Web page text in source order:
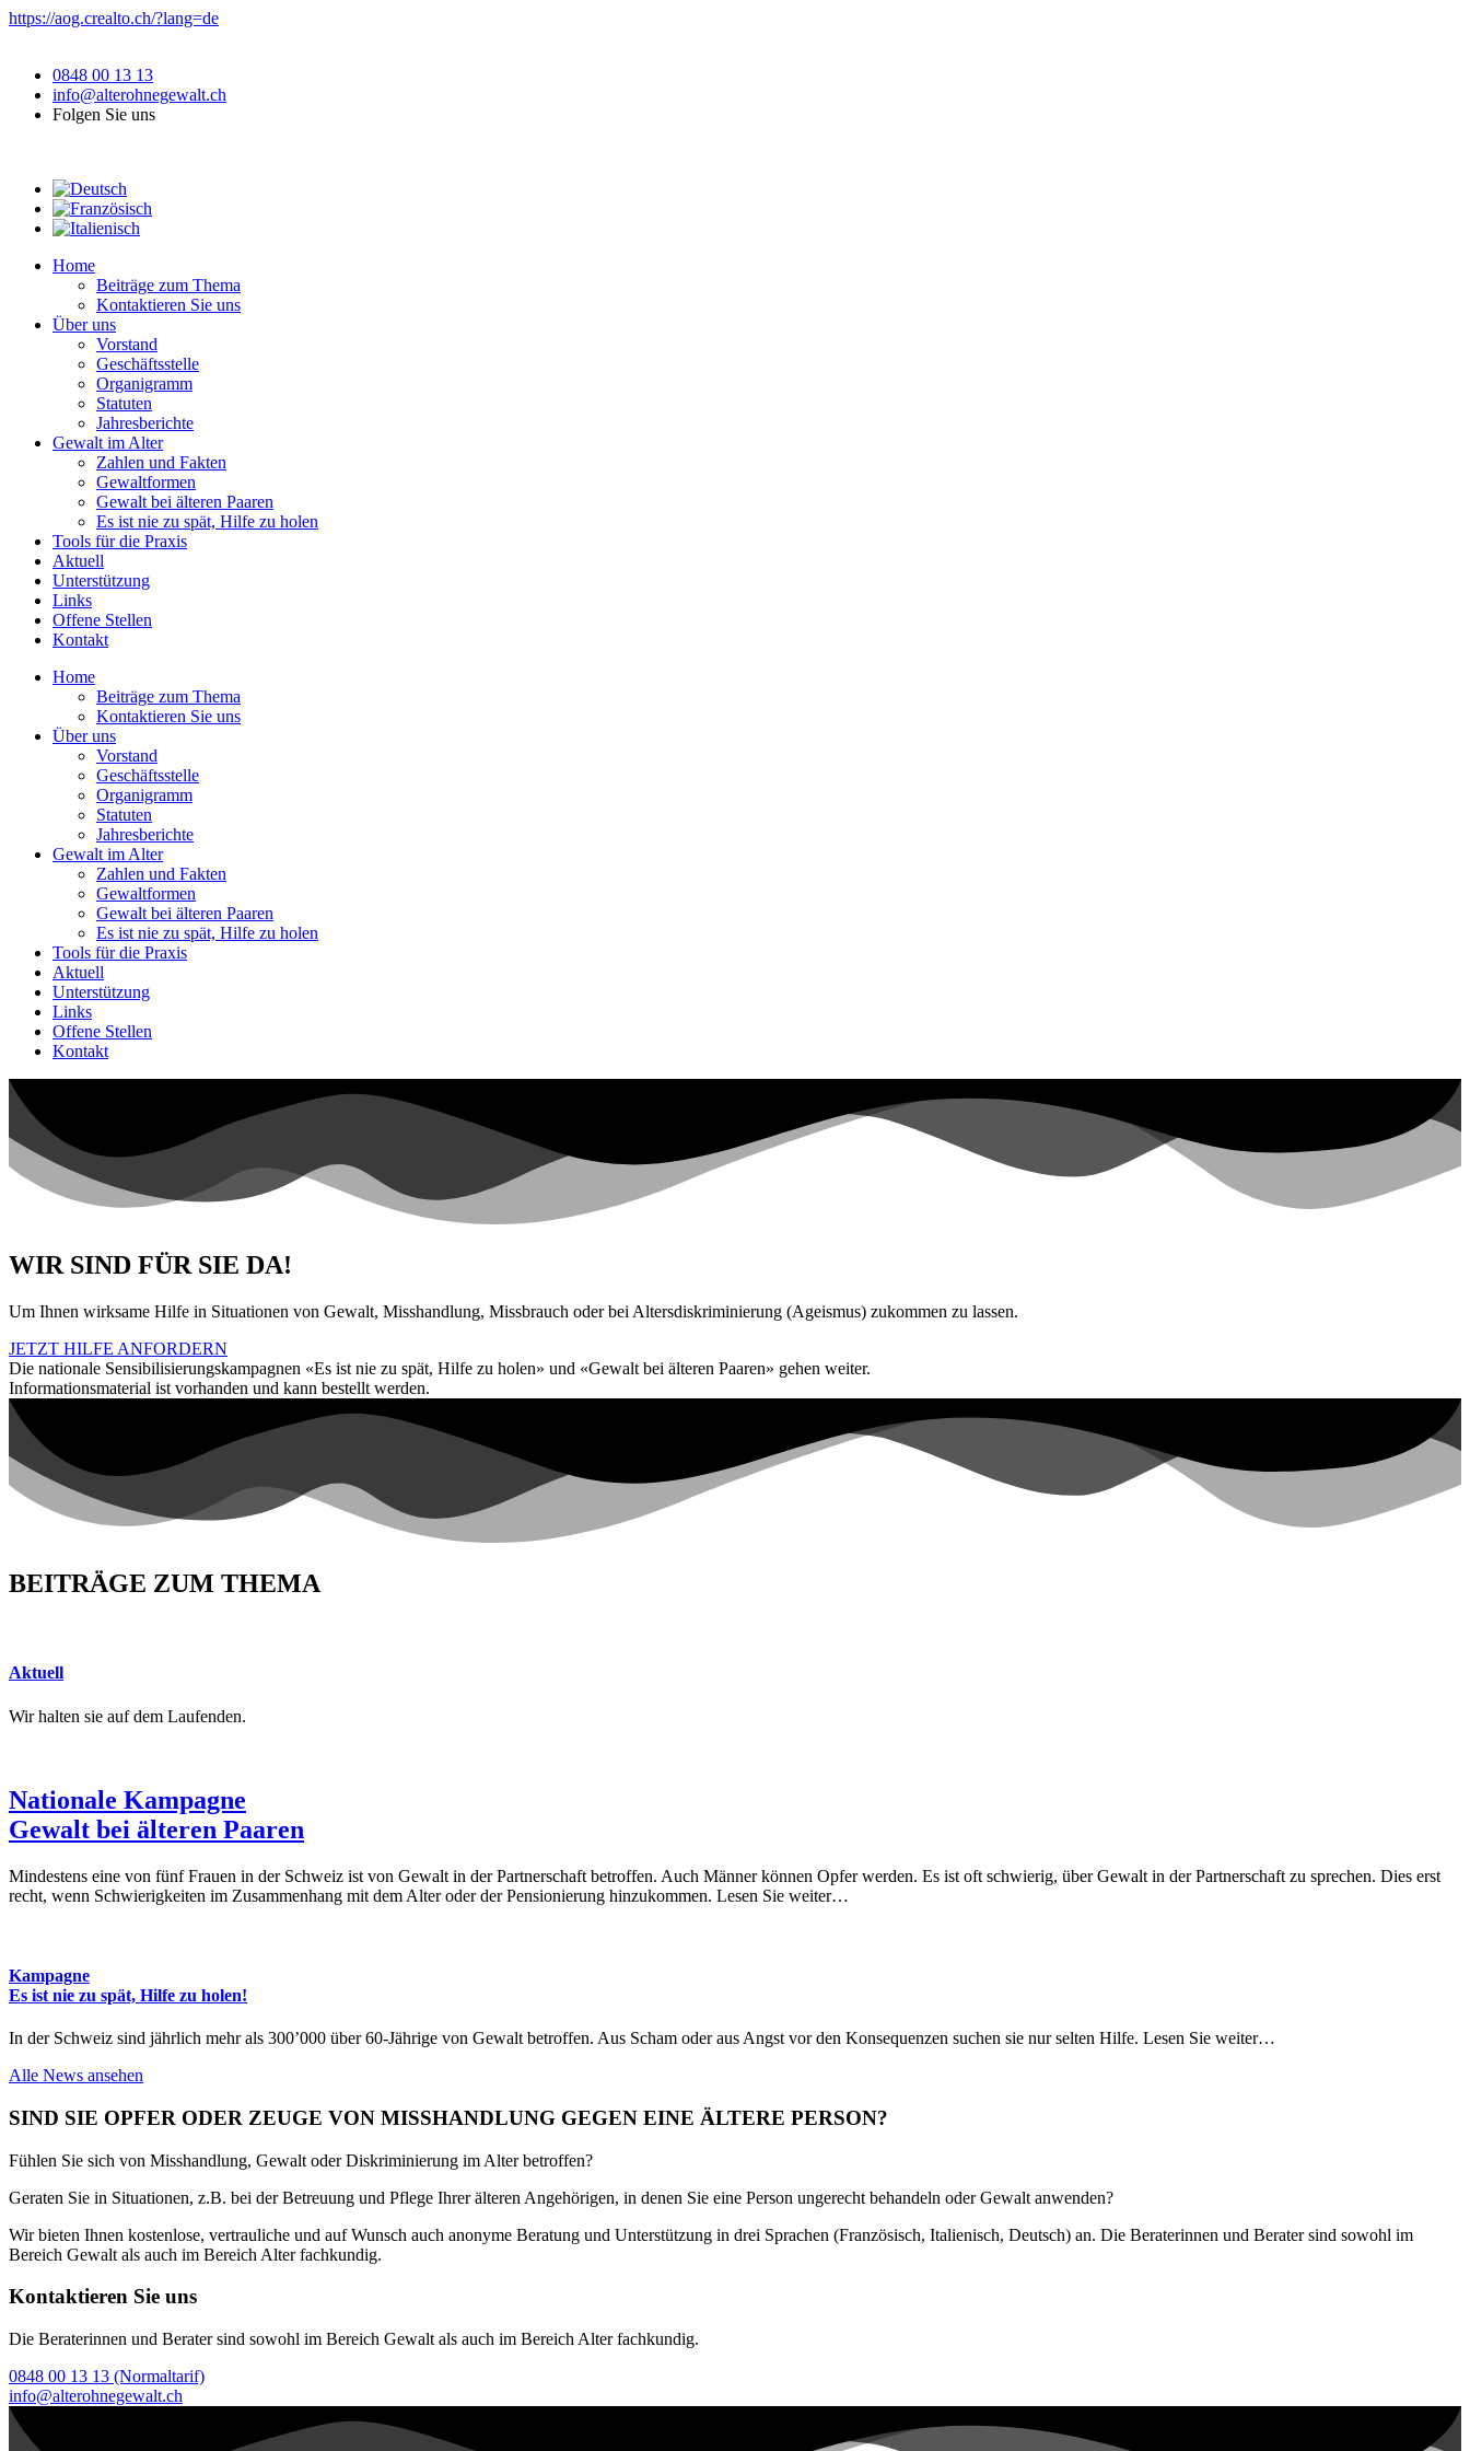
https://aog.crealto.ch/?lang=de
0848 00 13 13
info@alterohnegewalt.ch
Folgen Sie uns
Home
Beiträge zum Thema
Kontaktieren Sie uns
Über uns
Vorstand
Geschäftsstelle
Organigramm
Statuten
Jahresberichte
Gewalt im Alter
Zahlen und Fakten
Gewaltformen
Gewalt bei älteren Paaren
Es ist nie zu spät, Hilfe zu holen
Tools für die Praxis
Aktuell
Unterstützung
Links
Offene Stellen
Kontakt
Home
Beiträge zum Thema
Kontaktieren Sie uns
Über uns
Vorstand
Geschäftsstelle
Organigramm
Statuten
Jahresberichte
Gewalt im Alter
Zahlen und Fakten
Gewaltformen
Gewalt bei älteren Paaren
Es ist nie zu spät, Hilfe zu holen
Tools für die Praxis
Aktuell
Unterstützung
Links
Offene Stellen
Kontakt
WIR SIND FÜR SIE DA!
Um Ihnen wirksame Hilfe in Situationen von Gewalt, Misshandlung, Missbrauch oder bei Altersdiskriminierung (Ageismus) zukommen zu lassen.
JETZT HILFE ANFORDERN
Die nationale Sensibilisierungskampagnen «Es ist nie zu spät, Hilfe zu holen» und «Gewalt bei älteren Paaren» gehen weiter.
Informationsmaterial ist vorhanden und kann bestellt werden.
BEITRÄGE ZUM THEMA
Aktuell
Wir halten sie auf dem Laufenden.
Nationale Kampagne
Gewalt bei älteren Paaren
Mindestens eine von fünf Frauen in der Schweiz ist von Gewalt in der Partnerschaft betroffen. Auch Männer können Opfer werden. Es ist oft schwierig, über Gewalt in der Partnerschaft zu sprechen. Dies erst
recht, wenn Schwierigkeiten im Zusammenhang mit dem Alter oder der Pensionierung hinzukommen. Lesen Sie weiter…
Kampagne
Es ist nie zu spät, Hilfe zu holen!
In der Schweiz sind jährlich mehr als 300’000 über 60-Jährige von Gewalt betroffen. Aus Scham oder aus Angst vor den Konsequenzen suchen sie nur selten Hilfe. Lesen Sie weiter…
Alle News ansehen
SIND SIE OPFER ODER ZEUGE VON MISSHANDLUNG GEGEN EINE ÄLTERE PERSON?
Fühlen Sie sich von Misshandlung, Gewalt oder Diskriminierung im Alter betroffen?
Geraten Sie in Situationen, z.B. bei der Betreuung und Pflege Ihrer älteren Angehörigen, in denen Sie eine Person ungerecht behandeln oder Gewalt anwenden?
Wir bieten Ihnen kostenlose, vertrauliche und auf Wunsch auch anonyme Beratung und Unterstützung in drei Sprachen (Französisch, Italienisch, Deutsch) an. Die Beraterinnen und Berater sind sowohl im
Bereich Gewalt als auch im Bereich Alter fachkundig.
Kontaktieren Sie uns
Die Beraterinnen und Berater sind sowohl im Bereich Gewalt als auch im Bereich Alter fachkundig.
0848 00 13 13 (Normaltarif)
info@alterohnegewalt.ch